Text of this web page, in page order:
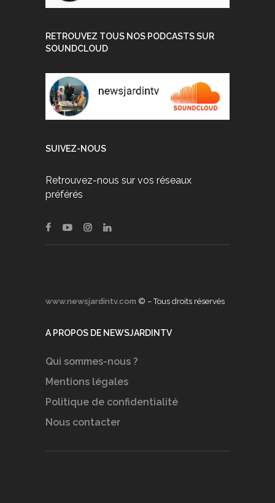
RETROUVEZ TOUS NOS PODCASTS SUR
SOUNDCLOUD
SUIVEZ-NOUS
Retrouvez-nous sur vos réseaux
préférés
www.newsjardintv.com © – Tous droits réservés
A PROPOS DE NEWSJARDINTV
Qui sommes-nous ?
Mentions légales
Politique de confidentialité
Nous contacter